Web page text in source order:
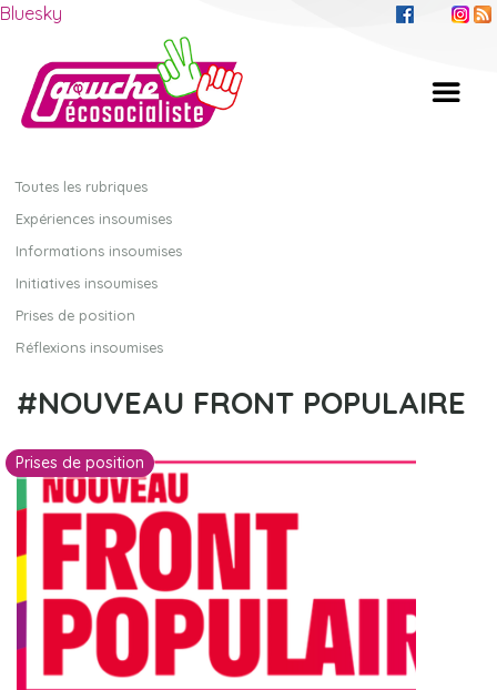
Bluesky
Toutes les rubriques
Expériences insoumises
Informations insoumises
Initiatives insoumises
Prises de position
Réflexions insoumises
NOUVEAU FRONT POPULAIRE
Prises de position